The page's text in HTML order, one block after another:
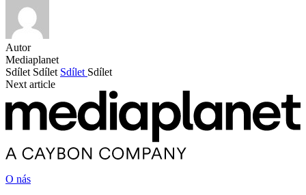
Autor
Mediaplanet
Sdílet Sdílet Sdílet Sdílet
Next article
O nás